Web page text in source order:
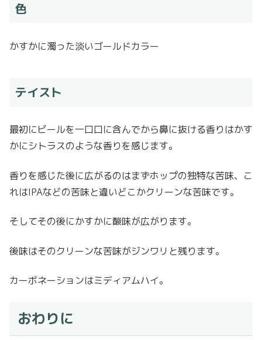
色
かすかに濁った淡いゴールドカラー
テイスト
最初にビールを一口口に含んでから鼻に抜ける香りはかす
かにシトラスのような香りを感じます。
香りを感じた後に広がるのはまずホップの独特な苦味、こ
れはIPAなどの苦味と違いどこかクリーンな苦味です。
そしてその後にかすかに酸味が広がります。
後味はそのクリーンな苦味がジンワリと残ります。
カーボネーションはミディアムハイ。
おわりに